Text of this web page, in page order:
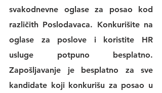
svakodnevne oglase za posao kod
oglase za poslove i koristite HR
usluge potpuno besplatno.
Zapošljavanje je besplatno za sve